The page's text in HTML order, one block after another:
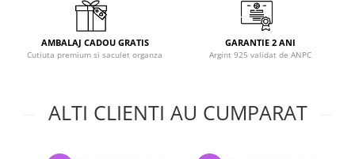
AMBALAJ CADOU GRATIS
Cutiuta premium si saculet organza
GARANTIE 2 ANI
Argint 925 validat de ANPC
ALTI CLIENTI AU CUMPARAT